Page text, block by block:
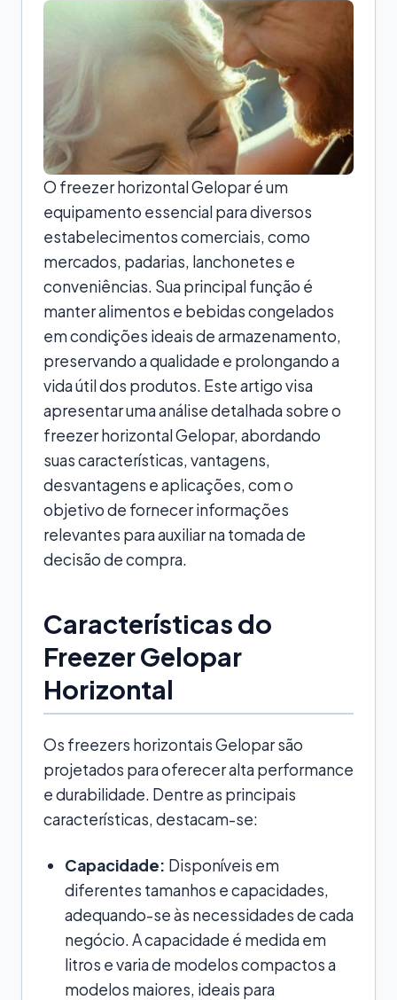
O freezer horizontal Gelopar é um
equipamento essencial para diversos
estabelecimentos comerciais, como
mercados, padarias, lanchonetes e
conveniências. Sua principal função é
manter alimentos e bebidas congelados
em condições ideais de armazenamento,
preservando a qualidade e prolongando a
vida útil dos produtos. Este artigo visa
apresentar uma análise detalhada sobre o
freezer horizontal Gelopar, abordando
suas características, vantagens,
desvantagens e aplicações, com o
objetivo de fornecer informações
relevantes para auxiliar na tomada de
decisão de compra.
Características do
Freezer Gelopar
Horizontal
Os freezers horizontais Gelopar são
projetados para oferecer alta performance
e durabilidade. Dentre as principais
características, destacam-se:
Capacidade: Disponíveis em
diferentes tamanhos e capacidades,
adequando-se às necessidades de cada
negócio. A capacidade é medida em
litros e varia de modelos compactos a
modelos maiores, ideais para